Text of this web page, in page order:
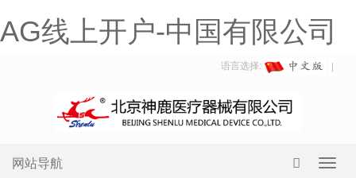
AG线上开户-中国有限公司
语言选择:
网站导航